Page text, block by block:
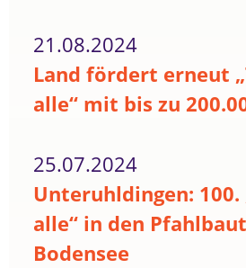
21.08.2024
Land fördert erneut
alle“ mit bis zu
25.07.2024
Unteruhldingen:
alle“ in den
Bodensee